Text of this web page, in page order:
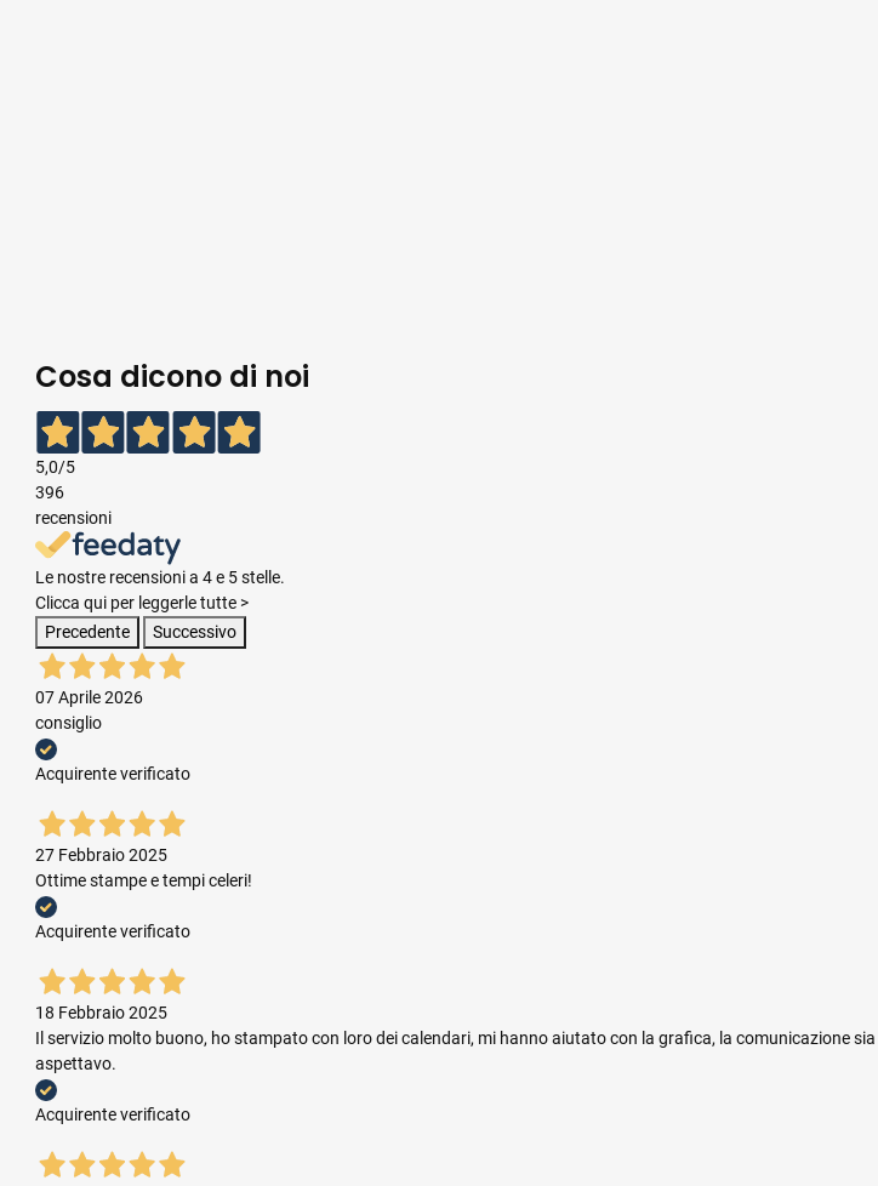
Cosa dicono di noi
5,0/5
396
recensioni
Le nostre recensioni a 4 e 5 stelle.
Clicca qui per leggerle tutte >
Precedente
Successivo
07 Aprile 2026
consiglio
Acquirente verificato
27 Febbraio 2025
Ottime stampe e tempi celeri!
Acquirente verificato
18 Febbraio 2025
Il servizio molto buono, ho stampato con loro dei calendari, mi hanno aiutato con la grafica, la comunicazione
aspettavo.
Acquirente verificato